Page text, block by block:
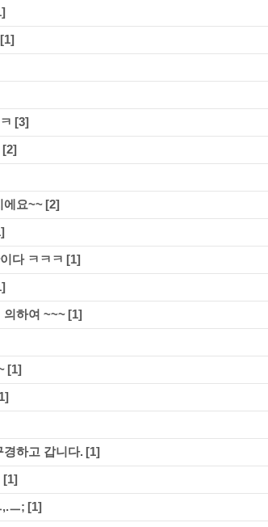
[1]
[3]
[2]
에요~~[2]
다 ㅋㅋㅋ [1]
의하여 ~~~[1]
[1]
경하고 갑니다.[1]
[1]
,.ㅡ; [1]